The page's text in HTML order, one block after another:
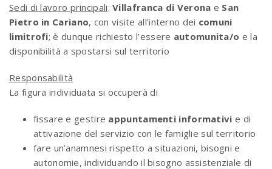
Sedi di lavoro principali:Villafranca di Verona e San
Pietro in Cariano, con visite all’interno dei comuni
limitrofi; è dunque richiesto l’essere automunita/o e la
disponibilità a spostarsi sul territorio
Responsabilità
La figura individuata si occuperà di
fissare e gestire appuntamenti informativi e di
attivazione del servizio con le famiglie sul territorio
fare un’anamnesi rispetto a situazioni, bisogni e
autonomie, individuando il bisogno assistenziale di